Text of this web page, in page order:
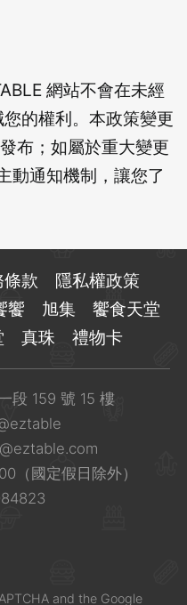
網站不會在未經
的權利。本政策變更
布；如屬於重大變更
動通知機制，讓您了
條款
隱私權政策
饗 旭集
饗食天堂
真珠 禮物卡
段 159 號 15 樓
（國定假日除外）
and the Google